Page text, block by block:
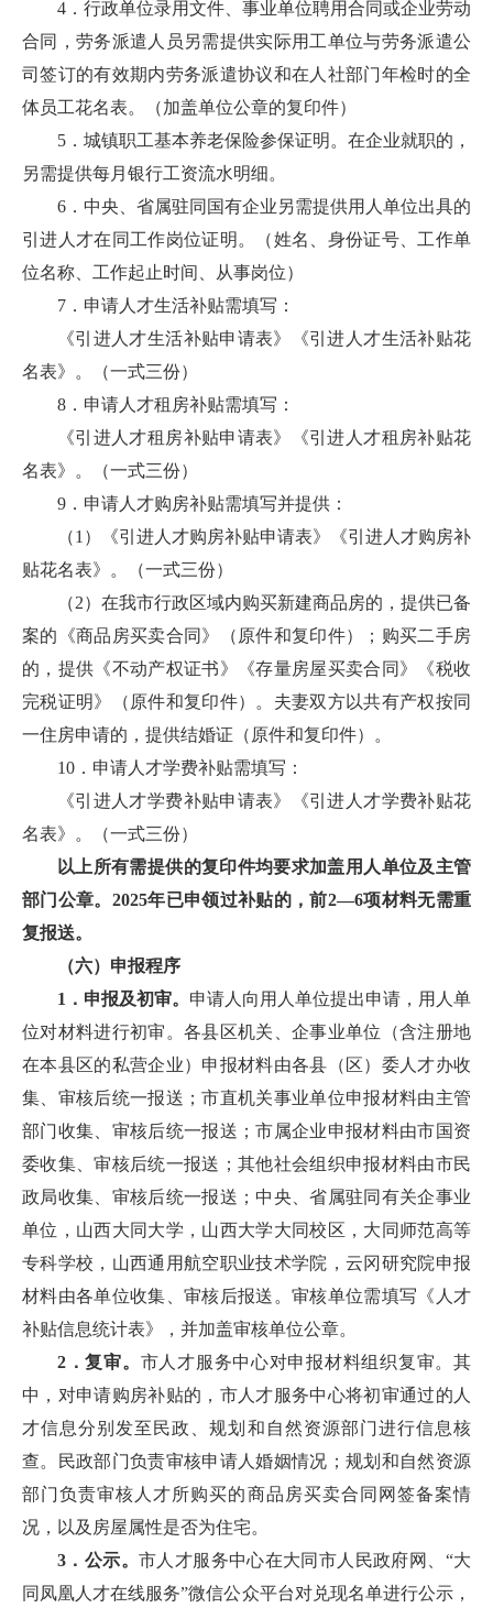
4．行政单位录用文件、事业单位聘用合同或企业劳动
合同，劳务派遣人员另需提供实际用工单位与劳务派遣公
司签订的有效期内劳务派遣协议和在人社部门年检时的全
体员工花名表。（加盖单位公章的复印件）
5．城镇职工基本养老保险参保证明。在企业就职的，
另需提供每月银行工资流水明细。
6．中央、省属驻同国有企业另需提供用人单位出具的
引进人才在同工作岗位证明。（姓名、身份证号、工作单
位名称、工作起止时间、从事岗位）
7．申请人才生活补贴需填写：
《引进人才生活补贴申请表》《引进人才生活补贴花
名表》。（一式三份）
8．申请人才租房补贴需填写：
《引进人才租房补贴申请表》《引进人才租房补贴花
名表》。（一式三份）
9．申请人才购房补贴需填写并提供：
（1）《引进人才购房补贴申请表》《引进人才购房补
贴花名表》。（一式三份）
（2）在我市行政区域内购买新建商品房的，提供已备
案的《商品房买卖合同》（原件和复印件）；购买二手房
的，提供《不动产权证书》《存量房屋买卖合同》《税收
完税证明》（原件和复印件）。夫妻双方以共有产权按同
一住房申请的，提供结婚证（原件和复印件）。
10．申请人才学费补贴需填写：
《引进人才学费补贴申请表》《引进人才学费补贴花
名表》。（一式三份）
以上所有需提供的复印件均要求加盖用人单位及主管
部门公章。2025年已申领过补贴的，前2—6项材料无需重
复报送。
（六）申报程序
1．申报及初审。 申请人向用人单位提出申请，用人单
位对材料进行初审。各县区机关、企事业单位（含注册地
在本县区的私营企业）申报材料由各县（区）委人才办收
集、审核后统一报送；市直机关事业单位申报材料由主管
部门收集、审核后统一报送；市属企业申报材料由市国资
委收集、审核后统一报送；其他社会组织申报材料由市民
政局收集、审核后统一报送；中央、省属驻同有关企事业
单位，山西大同大学，山西大学大同校区，大同师范高等
专科学校，山西通用航空职业技术学院，云冈研究院申报
材料由各单位收集、审核后报送。审核单位需填写《人才
补贴信息统计表》，并加盖审核单位公章。
2．复审。 市人才服务中心对申报材料组织复审。其
中，对申请购房补贴的，市人才服务中心将初审通过的人
才信息分别发至民政、规划和自然资源部门进行信息核
查。民政部门负责审核申请人婚姻情况；规划和自然资源
部门负责审核人才所购买的商品房买卖合同网签备案情
况，以及房屋属性是否为住宅。
3．公示。 市人才服务中心在大同市人民政府网、“大
同凤凰人才在线服务”微信公众平台对兑现名单进行公示，